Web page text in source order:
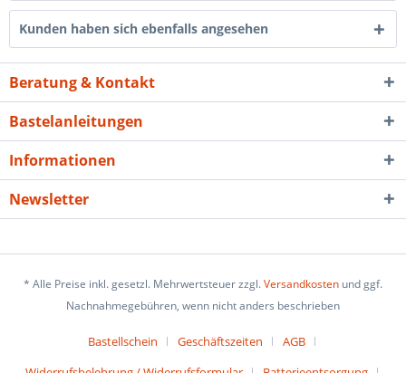
Kunden haben sich ebenfalls angesehen
Beratung & Kontakt
Bastelanleitungen
Informationen
Newsletter
* Alle Preise inkl. gesetzl. Mehrwertsteuer zzgl.Versandkosten und ggf.
Nachnahmegebühren, wenn nicht anders beschrieben
Bastellschein Geschäftszeiten
AGB